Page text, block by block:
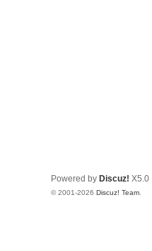
Powered by Discuz! X5.0
© 2001-2026 Discuz! Team